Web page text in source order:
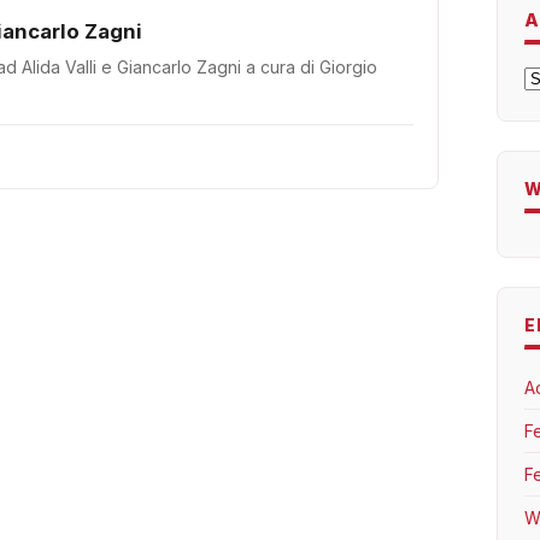
Giancarlo Zagni
Alida Valli e Giancarlo Zagni a cura di Giorgio